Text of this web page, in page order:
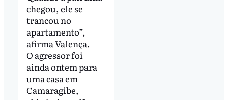
chegou, ele se
trancou no
apartamento”,
afirma Valença.
O agressor foi
ainda ontem para
uma casa em
Camaragibe,